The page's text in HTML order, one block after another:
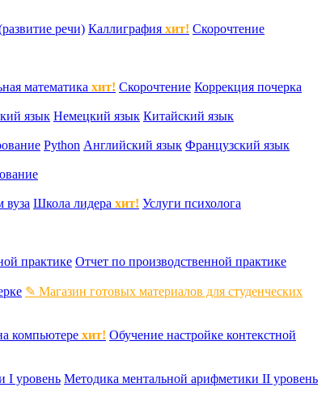
речи) Каллиграфия хит! Скорочтение
математика хит! Скорочтение Коррекция почерка
язык Немецкий язык Китайский язык
Python Английский язык Французский язык
Школа лидера хит! Услуги психолога
практике Отчет по производственной практике
✎ Магазин готовых материалов для студенческих
компьютере хит! Обучение настройке контекстной
I уровень Методика ментальной арифметики II уровень